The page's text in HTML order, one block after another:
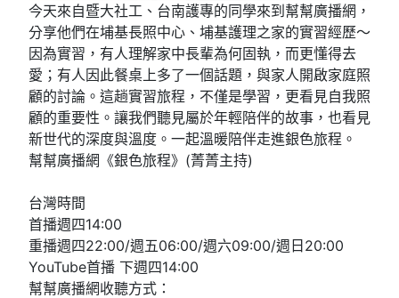
今天來自暨大社工、台南護專的同學來到幫幫廣播網，
分享他們在埔基長照中心、埔基護理之家的實習經歷～
因為實習，有人理解家中長輩為何固執，而更懂得去
愛；有人因此餐桌上多了一個話題，與家人開啟家庭照
顧的討論。這趟實習旅程，不僅是學習，更看見自我照
顧的重要性。讓我們聽見屬於年輕陪伴的故事，也看見
新世代的深度與溫度。一起溫暖陪伴走進銀色旅程。
幫幫廣播網《銀色旅程》(菁菁主持)
台灣時間
首播週四14:00
重播週四22:00/週五06:00/週六09:00/週日20:00
YouTube首播 下週四14:00
幫幫廣播網收聽方式：